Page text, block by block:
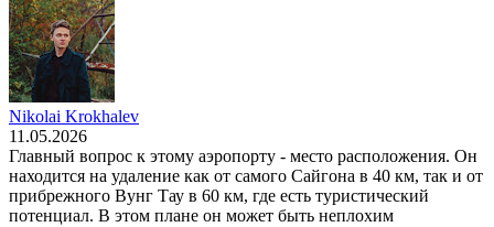
Nikolai Krokhalev
11.05.2026
Главный вопрос к этому аэропорту - место расположения. Он
находится на удаление как от самого Сайгона в 40 км, так и от
прибрежного Вунг Тау в 60 км, где есть туристический
потенциал. В этом плане он может быть неплохим